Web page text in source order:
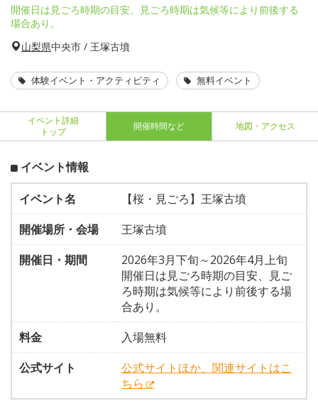
開催日は見ごろ時期の目安、見ごろ時期は気候等により前後する
場合あり。
山梨県中央市 / 王塚古墳
体験イベント・アクティビティ 無料イベント
イベント詳細
トップ
開催時間など 地図・アクセス
イベント情報
イベント名
【桜・見ごろ】王塚古墳
開催場所・会場
王塚古墳
開催日・期間
2026年3月下旬～2026年4月上旬
開催日は見ごろ時期の目安、見ご
ろ時期は気候等により前後する場
合あり。
料金
入場無料
公式サイト
公式サイトほか、関連サイトはこ
ちら